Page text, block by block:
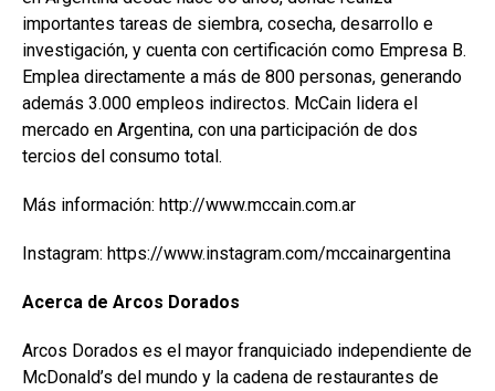
importantes tareas de siembra, cosecha, desarrollo e
investigación, y cuenta con certificación como Empresa B.
Emplea directamente a más de 800 personas, generando
además 3.000 empleos indirectos. McCain lidera el
mercado en Argentina, con una participación de dos
tercios del consumo total.
Más información: http://www.mccain.com.ar
Instagram: https://www.instagram.com/mccainargentina
Acerca de Arcos Dorados
Arcos Dorados es el mayor franquiciado independiente de
McDonald’s del mundo y la cadena de restaurantes de